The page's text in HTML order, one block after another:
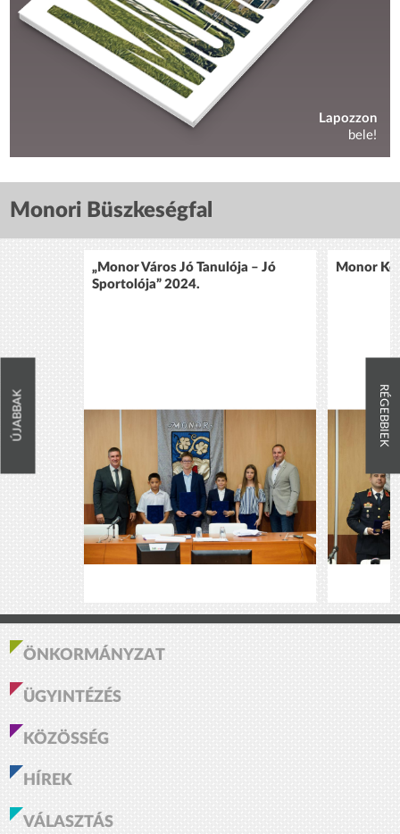
Lapozzon
bele!
Monori Büszkeségfal
ÚJABBAK
„Monor Város Jó Tanulója – Jó
Sportolója” 2024.
Monor
RÉGEBBIEK
ÖNKORMÁNYZAT
ÜGYINTÉZÉS
KÖZÖSSÉG
HÍREK
VÁLASZTÁS